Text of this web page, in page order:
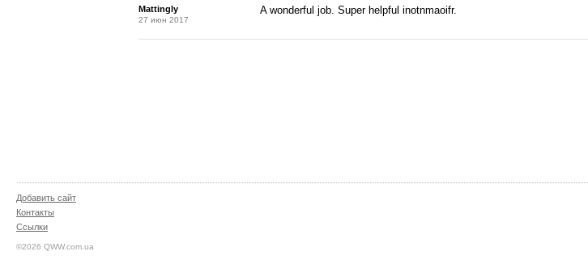
Mattingly
27 июн 2017
A wonderful job. Super helpful inotnmaoifr.
Добавить сайт
Контакты
Ссылки
©2026 QWW.com.ua